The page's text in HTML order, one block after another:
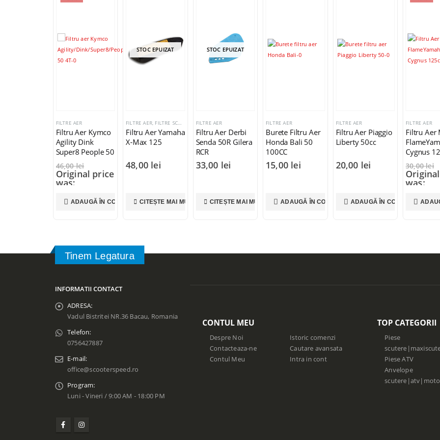
STOC EPUIZAT
FILTRE AER
Filtru Aer Yamaha
X-Max 125
48,00lei
CITEȘTE MAI MULT
STOC EPUIZAT
FILTRE AER
Filtru Aer Derbi
Senda 50R Gilera
33,00 lei
CITEȘTE MAI MULT
FILTRE AER
Burete Filtru Aer
Honda Bali 50
100CC
15,00 lei
ADAUGĂ ÎN COȘ
FILTRE AER
Filtru Aer Piaggio
Liberty 50cc
20,00 lei
ADAUGĂ ÎN COȘ
FILTRE AER
Filtru Aer MBK
FlameYamaha
30,00lei
25,00lei
ADAUGĂ ÎN COȘ
FILTRE AER
Filtru Aer
Agility
125-150
35,00lei
Tinem Legatura
INFORMATII CONTACT
ADRESA:
Vadul Bistritei NR.36 Bacau, Romania
Telefon:
0756427887
E-mail:
office@scooterspeed.ro
Program:
Luni - Vineri / 9:00 AM - 18:00 PM
CONTUL MEU
Despre Noi
Contacteaza-ne
Contul Meu
Istoric comenzi
Cautare avansata
Intra in cont
TOP CATEGORII
Piese
Piese ATV
Anvelope